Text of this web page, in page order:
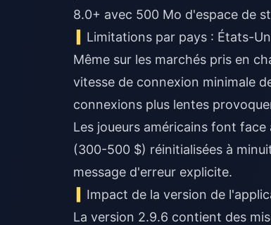
8.0+ avec 500 Mo d'espace de
Limitations par pays : États-
Même sur les marchés pris en
vitesse de connexion minimale
connexions plus lentes
Les joueurs américains font
(300-500 $) réinitialisées à
message d'erreur explicite.
Impact de la version de
La version 2.9.6 contient des